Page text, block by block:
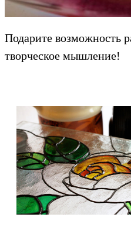
Подарите возможность
творческое мышление!